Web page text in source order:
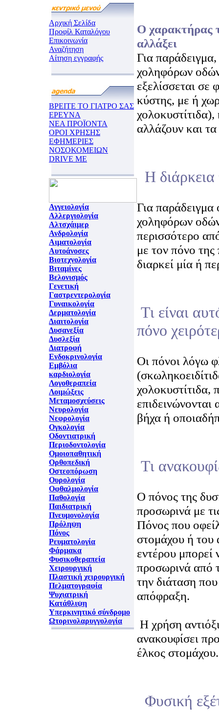
Αρχική Σελίδα
Προφίλ Καταλόγου
Επικοινωνία
Αναζήτηση
Αίτηση εγγραφής
ΒΡΕΙΤΕ ΤΟ ΓΙΑΤΡΟ ΣΑΣ
ΕΡΕΥΝΑ
ΝΕΑ ΠΡΟΪΟΝΤΑ
ΟΡΟΙ ΧΡΗΣΗΣ
ΕΦΗΜΕΡΙΕΣ
ΝΟΣΟΚΟΜΕΙΩΝ
DRIVE ME
Αγγειολογία
Αλλεργιολογία
Αλτσχάιμερ
Ανδρολογία
Αιματολογία
Αυτοάνοσες
Βιοτεχνολογία
Βιταμίνες
Βελονισμός
Γενετική
Γαστρεντερολογία
Γυναικολογία
Δερματολογία
Διαιτολογία
Δυσανεξία
Δυσλεξία
Διατροφή
Ενδοκρινολογία
Εμβόλια
καρδιολογία
Λογοθεραπεία
Λοιμώξεις
Μεταμοσχεύσεις
Νευρολογία
Νεφρολογία
Ογκολογία
Οδοντιατρική
Περιοδοντολογία
Ομοιοπαθητική
Ορθοπεδική
Οστεοπόρωση
Ουρολογία
Οφθαλμολογία
Παθολογία
Παιδιατρική
Πνευμονολογία
Πρόληψη
Πόνος
Ρευματολογία
Φάρμακα
Φυσικοθεραπεία
Χειρουργική
Πλαστική χειρουργική
Πελματογραφία
Ψυχιατρική
Κατάθλιψη
Υπερκινητικό σύνδρομο
Ωτορινολαρυγγολογία
Ο χαρακτήρας
αλλάξει
Για
χοληφόρων
εξελίσσεται σε
κύστης, με ή
αλλάζουν και
Η
Για παράδειγμα
χοληφόρων
περισσότερο
με τον πόνο της
διαρκεί μία ή
Τι είναι
πόνο
Οι πόνοι λόγω
χολοκυστίτιδα,
βήχα ή
Τι
Ο πόνος της
προσωρινά με
Πόνος που
στομάχου ή του
εντέρου μπορεί
προσωρινά από
την διάταση
απόφραξη.
Η χρήση
ανακουφίσει
έλκος στομάχου.
Φυσική